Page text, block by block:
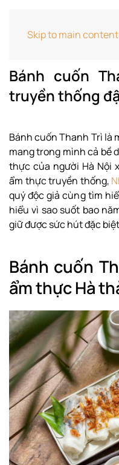
Skip to main content
Home Cẩm Nang
Bánh cuốn
truyền thống
Bánh cuốn Thanh Trì là
mang trong mình cả bề
thực của người Hà Nội
ẩm thực truyền thống,
quý độc giả cùng tìm
hiểu vì sao suốt bao
giữ được sức hút đặc
Bánh cuốn
ẩm thực Hà